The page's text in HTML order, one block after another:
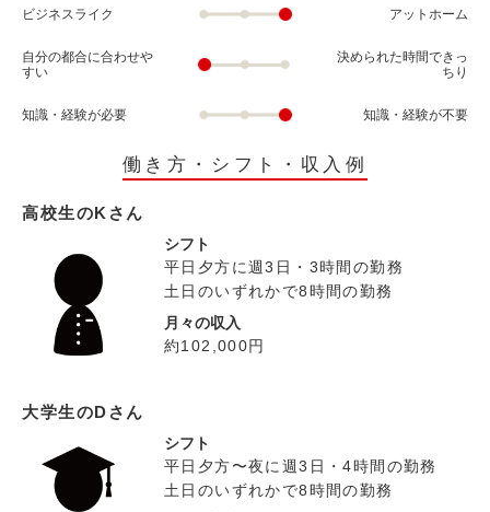
ビジネスライク アットホーム
自分の都合に合わせや
すい
決められた時間できっ
ちり
知識・経験が必要 知識・経験が不要
働き方・シフト・収入例
高校生のKさん
シフト
平日夕方に週3日・3時間の勤務
土日のいずれかで8時間の勤務
月々の収入
約102,000円
大学生のDさん
シフト
平日夕方〜夜に週3日・4時間の勤務
土日のいずれかで8時間の勤務